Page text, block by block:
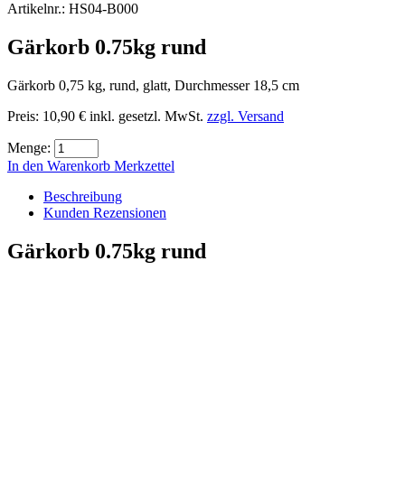
Artikelnr.: HS04-B000
Gärkorb 0.75kg rund
Gärkorb 0,75 kg, rund, glatt, Durchmesser 18,5 cm
Preis: 10,90 € inkl. gesetzl. MwSt. zzgl. Versand
Menge:
In den Warenkorb Merkzettel
Beschreibung
Kunden Rezensionen
Gärkorb 0.75kg rund